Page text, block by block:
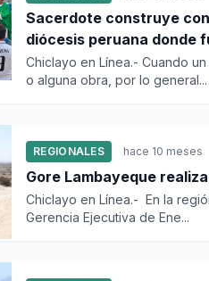
Sacerdote construye
diócesis peruana donde
Chiclayo en Línea.- Cuando
o alguna obra, por lo general...
REGIONALES hace 10 meses
Gore Lambayeque
Chiclayo en Línea.- En la
Gerencia Ejecutiva de Ene...